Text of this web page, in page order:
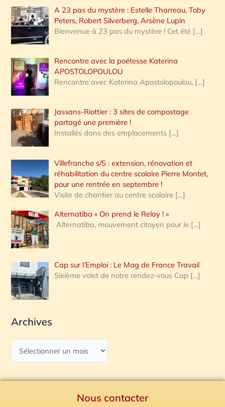
A 23 pas du mystère : Estelle Tharreau, Toby
Peters, Robert Silverberg, Arsène Lupin
Bienvenue à 23 pas du mystère ! Cet été […]
Rencontre avec la poétesse Katerina
APOSTOLOPOULOU
Rencontre avec Katerina Apostolopoulou, […]
Jassans-Riottier : 3 sites de compostage
partagé une première !
Installés dans des emplacements […]
Villefranche s/S : extension, rénovation et
réhabilitation du centre scolaire Pierre Montet,
pour une rentrée en septembre !
Visite de chantier au centre scolaire […]
Alternatiba « On prend le Relay ! »
Alternatiba, mouvement citoyen pour le […]
Cap sur l’Emploi : Le Mag de France Travail
Sixième volet de notre rendez-vous Cap […]
Archives
Nous contacter